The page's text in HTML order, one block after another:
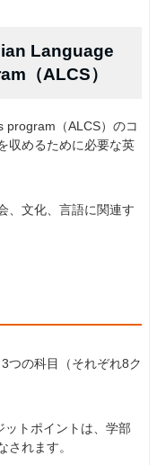
Language
（ALCS）
program（ALCS）のコ
収めるために必要な英
、文化、言語に関連す
つの科目（それぞれ8ク
トポイントは、学部
されます。